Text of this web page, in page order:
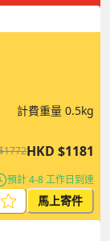
計費重量 0.5kg
1772HKD $1181
預計 4-8 工作日到達
馬上寄件